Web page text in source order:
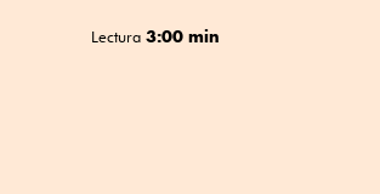
Lectura 3:00 min